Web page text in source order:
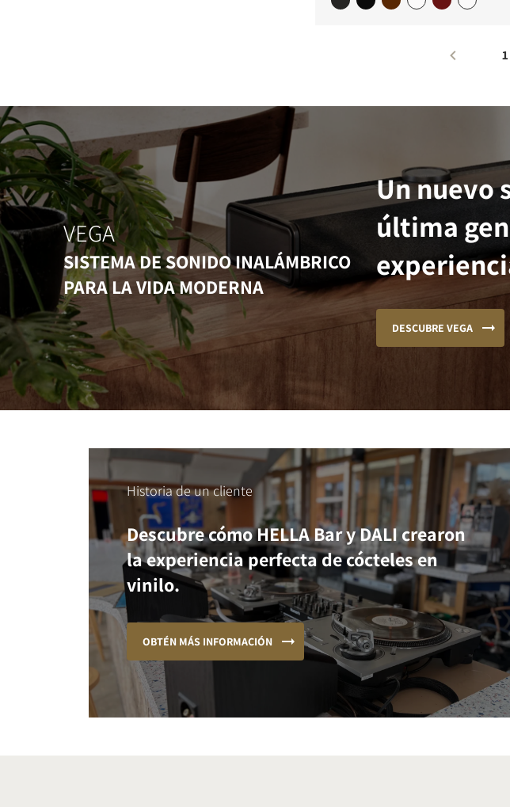
1
VEGA
SISTEMA DE SONIDO INALÁMBRICO
PARA LA VIDA MODERNA
Un nuevo
última
DESCUBRE VEGA
Historia de un cliente
Descubre cómo HELLA Bar y DALI crearon
la experiencia perfecta de cócteles en
vinilo.
OBTÉN MÁS INFORMACIÓN